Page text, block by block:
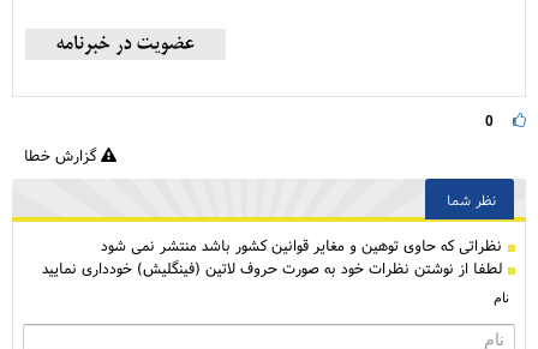
0
گزارش خطا
نظر شما
نظراتی كه حاوی توهین و مغایر قوانین کشور باشد منتشر نمی شود
لطفا از نوشتن نظرات خود به صورت حروف لاتین (فینگلیش) خودداری نمایید
نام